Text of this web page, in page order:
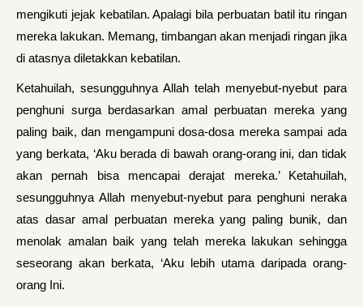
mengikuti jejak kebatilan. Apalagi bila perbuatan batil itu ringan
mereka lakukan. Memang, timbangan akan menjadi ringan jika
di atasnya diletakkan kebatilan.
Ketahuilah, sesungguhnya Allah telah menyebut-nyebut para
penghuni surga berdasarkan amal perbuatan mereka yang
paling baik, dan mengampuni dosa-dosa mereka sampai ada
yang berkata, ‘Aku berada di bawah orang-orang ini, dan tidak
akan pernah bisa mencapai derajat mereka.’ Ketahuilah,
sesungguhnya Allah menyebut-nyebut para penghuni neraka
atas dasar amal perbuatan mereka yang paling bunik, dan
menolak amalan baik yang telah mereka lakukan sehingga
seseorang akan berkata, ‘Aku lebih utama daripada orang-
orang Ini.